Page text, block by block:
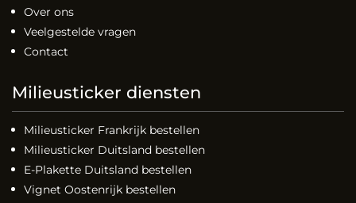
Over ons
Veelgestelde vragen
Contact
Milieusticker diensten
Milieusticker Frankrijk bestellen
Milieusticker Duitsland bestellen
E-Plakette Duitsland bestellen
Vignet Oostenrijk bestellen